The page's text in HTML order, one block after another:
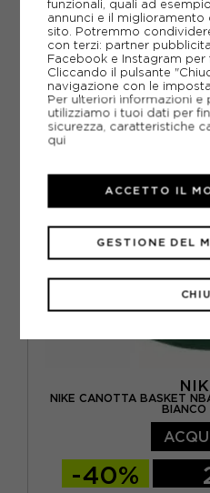
S M L XL
NIKE CANOTTA BASKET
BIANCO
-40%
funzionali, quali ad
annunci e il miglioramento
sito. Potremmo
con terzi: partner
Facebook e Instagram per
Cliccando il pulsante
navigazione con le
Per ulteriori informazioni
utilizziamo i tuoi dati per
sicurezza, caratteristiche
qui
GESTIONE DEL
ACCETTO IL